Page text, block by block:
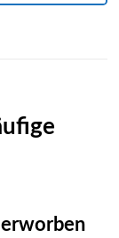
erworben